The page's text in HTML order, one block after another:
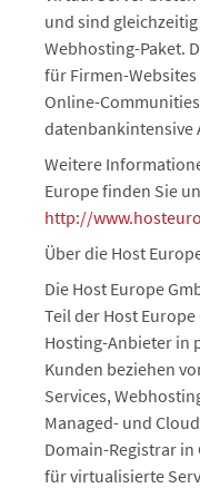
und sind
Webhosting-Paket.
für Firmen-
Online-
datenbankintensive
Weitere
Europe finden Sie
http://
Über die Host
Die Host Europe
Teil der Host
Hosting-Anbieter in
Kunden beziehen
Services,
Managed- und
Domain-Registrar
für virtualisierte